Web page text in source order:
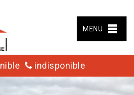
MENU
indisponible